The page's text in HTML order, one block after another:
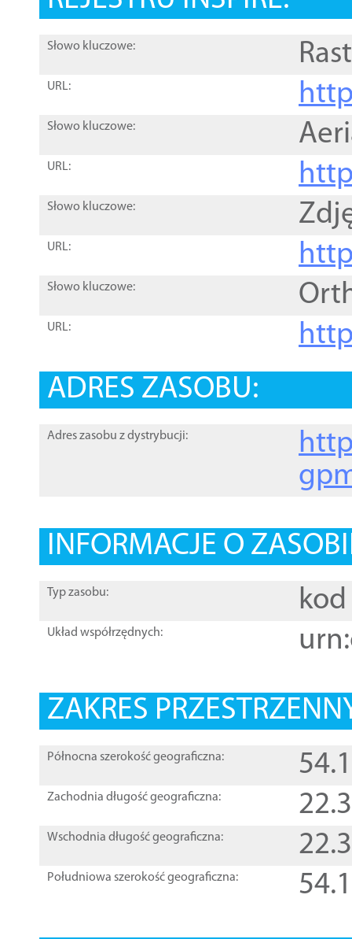
Słowo kluczowe:
URL:
Słowo kluczowe:
URL:
Słowo kluczowe:
URL:
Słowo kluczowe:
URL:
ADRES ZASOBU:
Adres zasobu z dystrybucji:
INFORMACJE O
Typ zasobu: kod
Układ współrzędnych:
ZAKRES
Północna szerokość geograficzna:
Zachodnia długość geograficzna:
Wschodnia długość geograficzna:
Południowa szerokość geograficzna: